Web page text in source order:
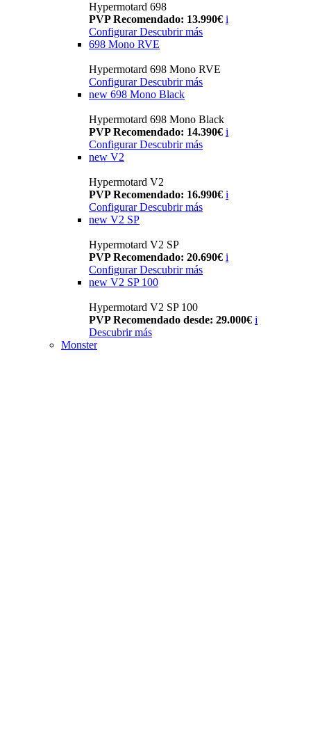
Hypermotard 698
PVP Recomendado: 13.990€ i
ConfigurarDescubrir más
698 Mono RVE
Hypermotard 698 Mono RVE
Configurar Descubrir más
new 698 Mono Black
Hypermotard 698 Mono Black
PVP Recomendado: 14.390€ i
Configurar Descubrir más
new V2
Hypermotard V2
PVP Recomendado: 16.990€ i
Configurar Descubrir más
new V2 SP
Hypermotard V2 SP
PVP Recomendado: 20.690€ i
Configurar Descubrir más
new V2 SP 100
Hypermotard V2 SP 100
PVP Recomendado desde: 29.000€ i
Descubrir más
Monster